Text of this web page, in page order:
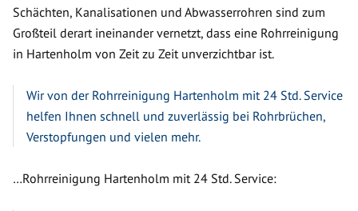
Schächten, Kanalisationen und Abwasserrohren sind zum
Großteil derart ineinander vernetzt, dass eine Rohrreinigung
in Hartenholm von Zeit zu Zeit unverzichtbar ist.
Wir von der Rohrreinigung Hartenholm mit 24 Std. Service
helfen Ihnen schnell und zuverlässig bei Rohrbrüchen,
Verstopfungen und vielen mehr.
…Rohrreinigung Hartenholm mit 24 Std. Service: